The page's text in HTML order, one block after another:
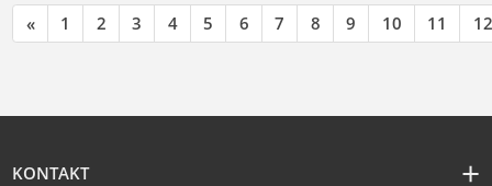
« 1 2 3 4 5 6 7 8 9 10 11 12
KONTAKT